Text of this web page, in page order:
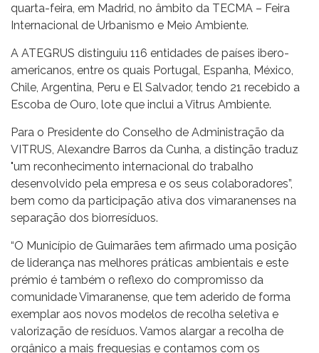
quarta-feira, em Madrid, no âmbito da TECMA – Feira
Internacional de Urbanismo e Meio Ambiente.
A ATEGRUS distinguiu 116 entidades de países ibero-
americanos, entre os quais Portugal, Espanha, México,
Chile, Argentina, Peru e El Salvador, tendo 21 recebido a
Escoba de Ouro, lote que inclui a Vitrus Ambiente.
Para o Presidente do Conselho de Administração da
VITRUS, Alexandre Barros da Cunha, a distinção traduz
"um reconhecimento internacional do trabalho
desenvolvido pela empresa e os seus colaboradores”,
bem como da participação ativa dos vimaranenses na
separação dos biorresíduos.
“O Município de Guimarães tem afirmado uma posição
de liderança nas melhores práticas ambientais e este
prémio é também o reflexo do compromisso da
comunidade Vimaranense, que tem aderido de forma
exemplar aos novos modelos de recolha seletiva e
valorização de resíduos. Vamos alargar a recolha de
orgânico a mais freguesias e contamos com os